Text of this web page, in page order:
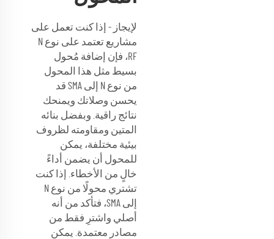
لإيجاز - إذا كنت تعمل على
مشاريع تعتمد على نوع N
RF، فإن إضافة مُحول
بسيط مثل هذا المحول
من نوع N إلى SMA قد
يحسن وصلاتك ويمنحك
نتائج راقية. وبفضل بنائه
المتين ومقاومته لظروف
بيئية مختلفة، يمكن
للمحول أن يضمن أداءً
خالٍ من الأخطاء. إذا كنت
تشتري محولًا من نوع N
إلى SMA، فتأكد من أنه
أصلي واشترِ فقط من
مصادر معتمدة. يمكن